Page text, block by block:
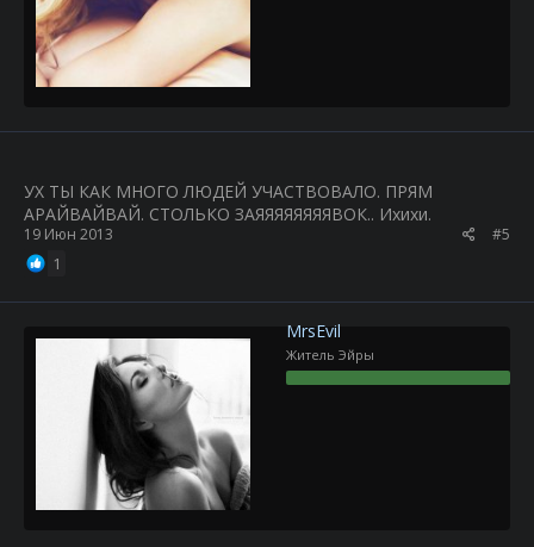
УХ ТЫ КАК МНОГО ЛЮДЕЙ УЧАСТВОВАЛО. ПРЯМ
АРАЙВАЙВАЙ. СТОЛЬКО ЗАЯЯЯЯЯЯЯЯВОК.. Ихихи.
19 Июн 2013 #5
1
MrsEvil
Житель Эйры